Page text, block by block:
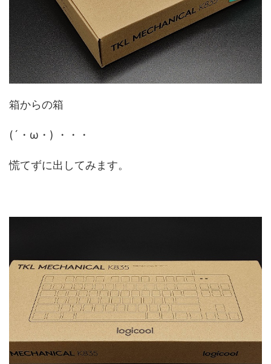
箱からの箱
(´・ω・) ・・・
慌てずに出してみます。